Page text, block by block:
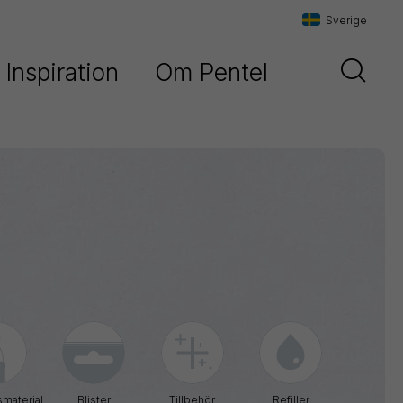
Sverige
Inspiration Om Pentel
Blister Tillbehör Refiller